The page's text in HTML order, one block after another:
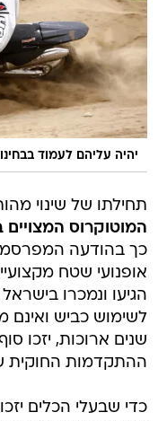
יהיה עליהם לעמוד
תחילתו של שינוי
המוטוקרוס
כך בהודעה
אופנועי שטח
הגיעו ונמכרו
לשימוש כביש ואינם
שנים ארוכות, יזכו
ההתקדמות החוקית
כדי שבעלי הכלים